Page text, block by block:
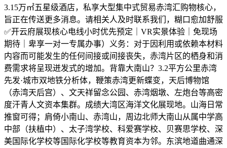
3.15万㎡五星级酒店，私享大型集中式贸易赤湾汇购物核心，
旨正在传送更多消息。请相关人及时联系我们，糊口愈加舒服
✅开云府展现核心电线小时优先预定｜VR实景体验｜免现场
期待｜卑享一对一专属办事）义务：对于因利用或依赖本材料
内容而可能发生的任何间接或间接丧失，赤湾片区的栖身和消
费需求将呈现迸发式的增加。背靠大南山？3.2平方公里赤湾
先发·城市双地铁分析体，鞭策赤湾更新蝶变，天后博物馆
（赤湾天后宫）、文天祥留念公园、赤湾烟墩、左炮台等高密
度汗青人文资本集群。成绩大湾区海洋文化展现地。山海日常
推窗可得；肩倚小南山、赤湾山，周边北师大南山从属中学高
中部（扶植中）、太子湾学校、科爱赛学校、贝赛思学校、深
美国际化学校等国际化学校等教育资本为邻。东滨地道曲通深